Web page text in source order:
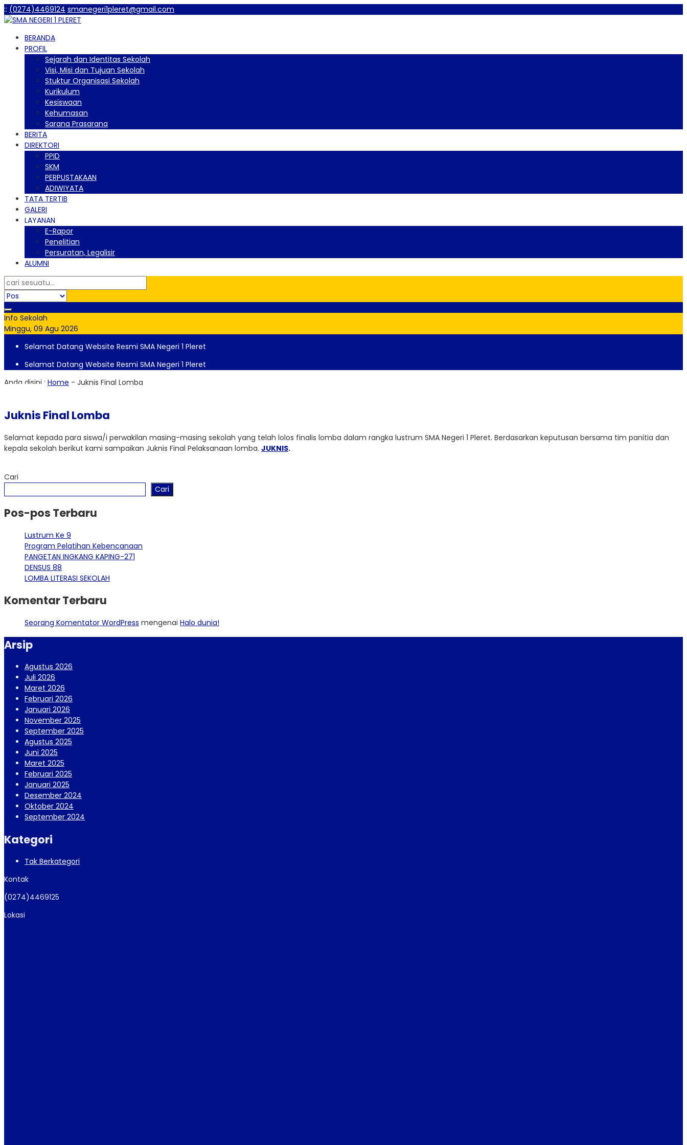
:: (0274)4469124 smanegeri1pleret@gmail.com
BERANDA
PROFIL
Sejarah dan Identitas Sekolah
Visi, Misi dan Tujuan Sekolah
Stuktur Organisasi Sekolah
Kurikulum
Kesiswaan
Kehumasan
Sarana Prasarana
BERITA
DIREKTORI
PPID
SKM
PERPUSTAKAAN
ADIWIYATA
TATA TERTIB
GALERI
LAYANAN
E-Rapor
Penelitian
Persuratan, Legalisir
ALUMNI
Info Sekolah
Minggu, 09 Agu 2026
Selamat Datang Website Resmi SMA Negeri 1 Pleret
Selamat Datang Website Resmi SMA Negeri 1 Pleret
Anda disini : Home - Juknis Final Lomba
Juknis Final Lomba
Selamat kepada para siswa/i perwakilan masing-masing sekolah yang telah lolos finalis lomba dalam rangka lustrum SMA Negeri 1 Pleret. Berdasarkan keputusan bersama tim panitia dan
kepala sekolah berikut kami sampaikan Juknis Final Pelaksanaan lomba. JUKNIS.
Cari
Cari
Pos-pos Terbaru
Lustrum Ke 9
Program Pelatihan Kebencanaan
PANGETAN INGKANG KAPING-271
DENSUS 88
LOMBA LITERASI SEKOLAH
Komentar Terbaru
Seorang Komentator WordPress mengenai Halo dunia!
Arsip
Agustus 2026
Juli 2026
Maret 2026
Februari 2026
Januari 2026
November 2025
September 2025
Agustus 2025
Juni 2025
Maret 2025
Februari 2025
Januari 2025
Desember 2024
Oktober 2024
September 2024
Kategori
Tak Berkategori
Kontak
(0274)4469125
Lokasi